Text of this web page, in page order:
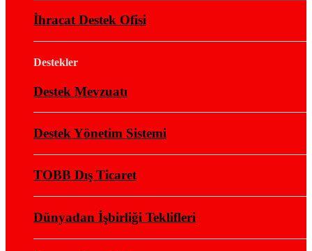
İhracat Destek Ofisi
Destekler
Destek Mevzuatı
Destek Yönetim Sistemi
TOBB Dış Ticaret
Dünyadan İşbirliği Teklifleri